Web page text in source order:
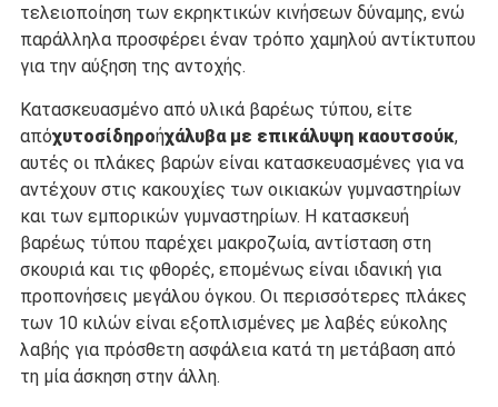
τελειοποίηση των εκρηκτικών κινήσεων δύναμης, ενώ
παράλληλα προσφέρει έναν τρόπο χαμηλού αντίκτυπου
για την αύξηση της αντοχής.
Κατασκευασμένο από υλικά βαρέως τύπου, είτε
απόχυτοσίδηροήχάλυβα με επικάλυψη καουτσούκ,
αυτές οι πλάκες βαρών είναι κατασκευασμένες για να
αντέχουν στις κακουχίες των οικιακών γυμναστηρίων
και των εμπορικών γυμναστηρίων. Η κατασκευή
βαρέως τύπου παρέχει μακροζωία, αντίσταση στη
σκουριά και τις φθορές, επομένως είναι ιδανική για
προπονήσεις μεγάλου όγκου. Οι περισσότερες πλάκες
των 10 κιλών είναι εξοπλισμένες με λαβές εύκολης
λαβής για πρόσθετη ασφάλεια κατά τη μετάβαση από
τη μία άσκηση στην άλλη.